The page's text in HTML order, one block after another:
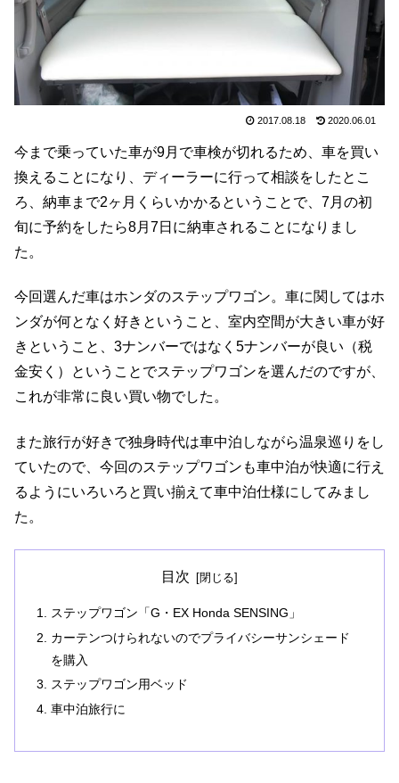
2017.08.18 2020.06.01
今まで乗っていた車が9月で車検が切れるため、車を買い
換えることになり、ディーラーに行って相談をしたとこ
ろ、納車まで2ヶ月くらいかかるということで、7月の初
旬に予約をしたら8月7日に納車されることになりまし
た。
今回選んだ車はホンダのステップワゴン。車に関してはホ
ンダが何となく好きということ、室内空間が大きい車が好
きということ、3ナンバーではなく5ナンバーが良い（税
金安く）ということでステップワゴンを選んだのですが、
これが非常に良い買い物でした。
また旅行が好きで独身時代は車中泊しながら温泉巡りをし
ていたので、今回のステップワゴンも車中泊が快適に行え
るようにいろいろと買い揃えて車中泊仕様にしてみまし
た。
目次
ステップワゴン「G・EX Honda SENSING」
カーテンつけられないのでプライバシーサンシェード
を購入
ステップワゴン用ベッド
車中泊旅行に